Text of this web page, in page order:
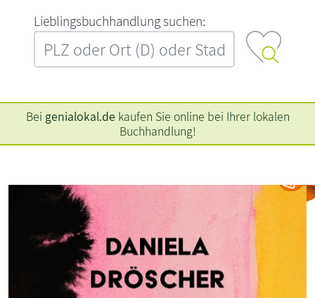
L‍i‍e‍b‍l‍i‍n‍g‍s‍b‍u‍c‍h‍h‍a‍n‍d‍l‍u‍n‍g‍ ‍s‍u‍c‍h‍e‍n‍:‍
Bei genialokal.de kaufen Sie online bei Ihrer lokalen
Buchhandlung!